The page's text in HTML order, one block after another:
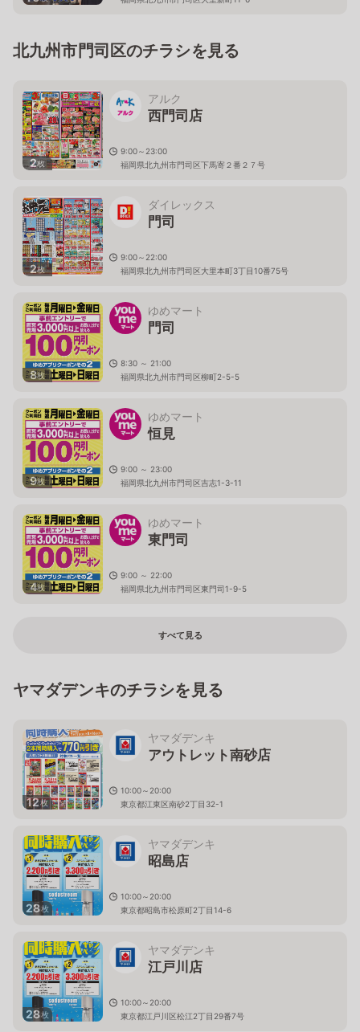
北九州市門司区のチラシを見る
2枚
アルク
西門司店
9:00～23:00
福岡県北九州市門司区下馬寄２番２７号
2枚
ダイレックス
門司
9:00～22:00
福岡県北九州市門司区大里本町3丁目10番75号
8枚
ゆめマート
門司
8:30 ～ 21:00
福岡県北九州市門司区柳町2-5-5
9枚
ゆめマート
恒見
9:00 ～ 23:00
福岡県北九州市門司区吉志1-3-11
4枚
ゆめマート
東門司
9:00 ～ 22:00
福岡県北九州市門司区東門司1-9-5
すべて見る
ヤマダデンキのチラシを見る
12枚
ヤマダデンキ
アウトレット南砂店
10:00～20:00
東京都江東区南砂2丁目32-1
28枚
ヤマダデンキ
昭島店
10:00～20:00
東京都昭島市松原町2丁目14-6
28枚
ヤマダデンキ
江戸川店
10:00～20:00
東京都江戸川区松江2丁目29番7号